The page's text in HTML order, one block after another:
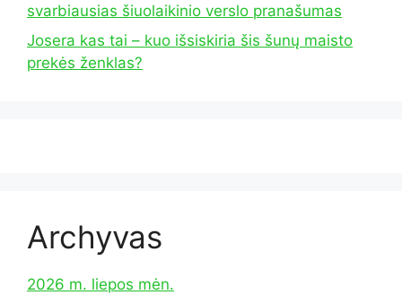
svarbiausias šiuolaikinio verslo pranašumas
Josera kas tai – kuo išsiskiria šis šunų maisto
prekės ženklas?
Archyvas
2026 m. liepos mėn.